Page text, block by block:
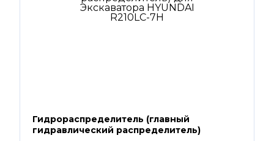
Гидрораспределитель (главный
гидравлический распределитель)